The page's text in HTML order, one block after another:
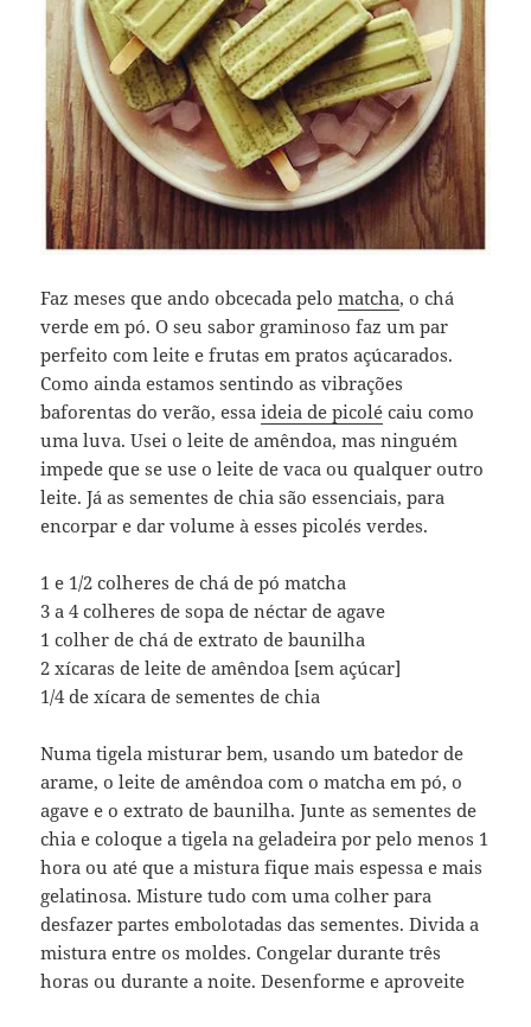
Faz meses que ando obcecada pelomatcha, o chá
verde em pó. O seu sabor graminoso faz um par
perfeito com leite e frutas em pratos açúcarados.
Como ainda estamos sentindo as vibrações
baforentas do verão, essaideia de picolé caiu como
uma luva. Usei o leite de amêndoa, mas ninguém
impede que se use o leite de vaca ou qualquer outro
leite. Já as sementes de chia são essenciais, para
encorpar e dar volume à esses picolés verdes.
1 e 1/2 colheres de chá de pó matcha
3 a 4 colheres de sopa de néctar de agave
1 colher de chá de extrato de baunilha
2 xícaras de leite de amêndoa [sem açúcar]
1/4 de xícara de sementes de chia
Numa tigela misturar bem, usando um batedor de
arame, o leite de amêndoa com o matcha em pó, o
agave e o extrato de baunilha. Junte as sementes de
chia e coloque a tigela na geladeira por pelo menos 1
hora ou até que a mistura fique mais espessa e mais
gelatinosa. Misture tudo com uma colher para
desfazer partes embolotadas das sementes. Divida a
mistura entre os moldes. Congelar durante três
horas ou durante a noite. Desenforme e aproveite